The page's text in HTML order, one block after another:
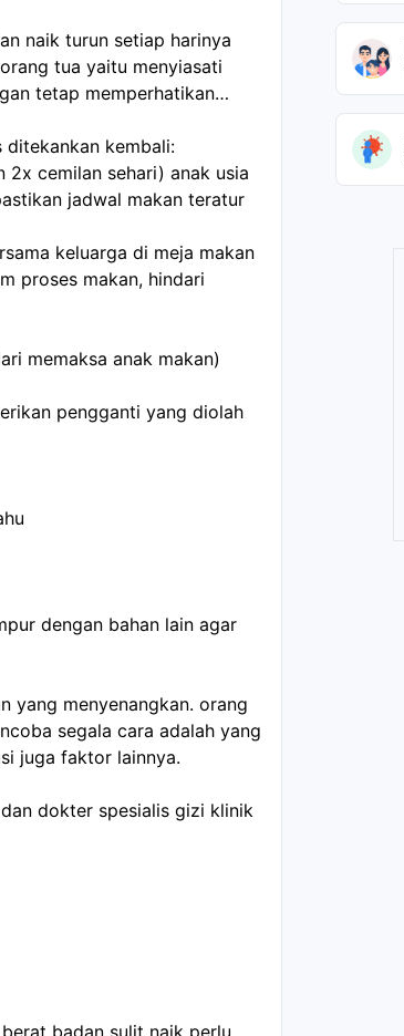
naik turun setiap harinya
tua yaitu menyiasati
tetap memperhatikan
ditekankan kembali:
cemilan sehari) anak usia
jadwal makan teratur
keluarga di meja makan
proses makan, hindari
memaksa anak makan)
pengganti yang diolah
dengan bahan lain agar
yang menyenangkan. orang
segala cara adalah yang
juga faktor lainnya.
dokter spesialis gizi klinik